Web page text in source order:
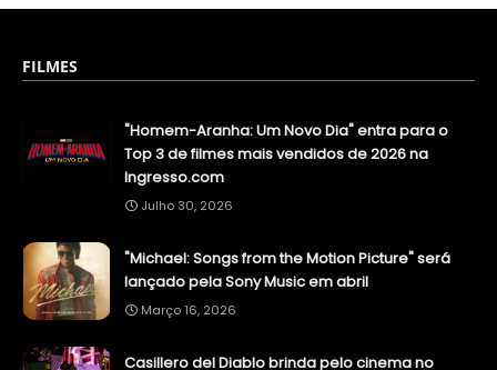
FILMES
"Homem-Aranha: Um Novo Dia" entra para o
Top 3 de filmes mais vendidos de 2026 na
Ingresso.com
Julho 30, 2026
"Michael: Songs from the Motion Picture" será
lançado pela Sony Music em abril
Março 16, 2026
Casillero del Diablo brinda pelo cinema no